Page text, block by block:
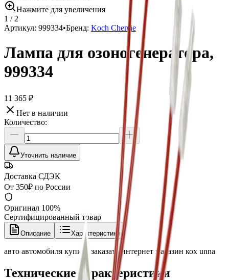
Нажмите для увеличения
1 / 2
Артикул: 999334•Бренд: Koch Chemie
Лампа для озоногенератора,
999334
11 365 ₽
Нет в наличии
Количество:
Уточнить наличие
Доставка СДЭК
От 350₽ по России
Оригинал 100%
Сертифицированный товар
Описание Характеристики
авто автомобиля купить заказать интернет магазин кох unna
Технические характеристики